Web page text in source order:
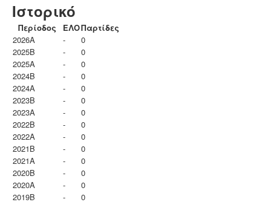
Ιστορικό
Περίοδος ΕΛΟΠαρτίδες
2026A
-
0
2025B
-
0
2025A
-
0
2024B
-
0
2024A
-
0
2023B
-
0
2023Α
-
0
2022B
-
0
2022A
-
0
2021B
-
0
2021A
-
0
2020B
-
0
2020A
-
0
2019B
-
0